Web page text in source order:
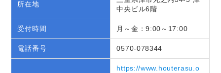
所在地
中央ビル6階
受付時間 月～金：9:00～17:00
電話番号 0570-078344
https://www.houterasu.o